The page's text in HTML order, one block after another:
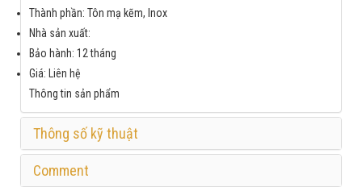
Thành phần: Tôn mạ kẽm, Inox
Nhà sản xuất:
Bảo hành: 12 tháng
Giá: Liên hệ
Thông tin sản phẩm
Thông số kỹ thuật
Comment